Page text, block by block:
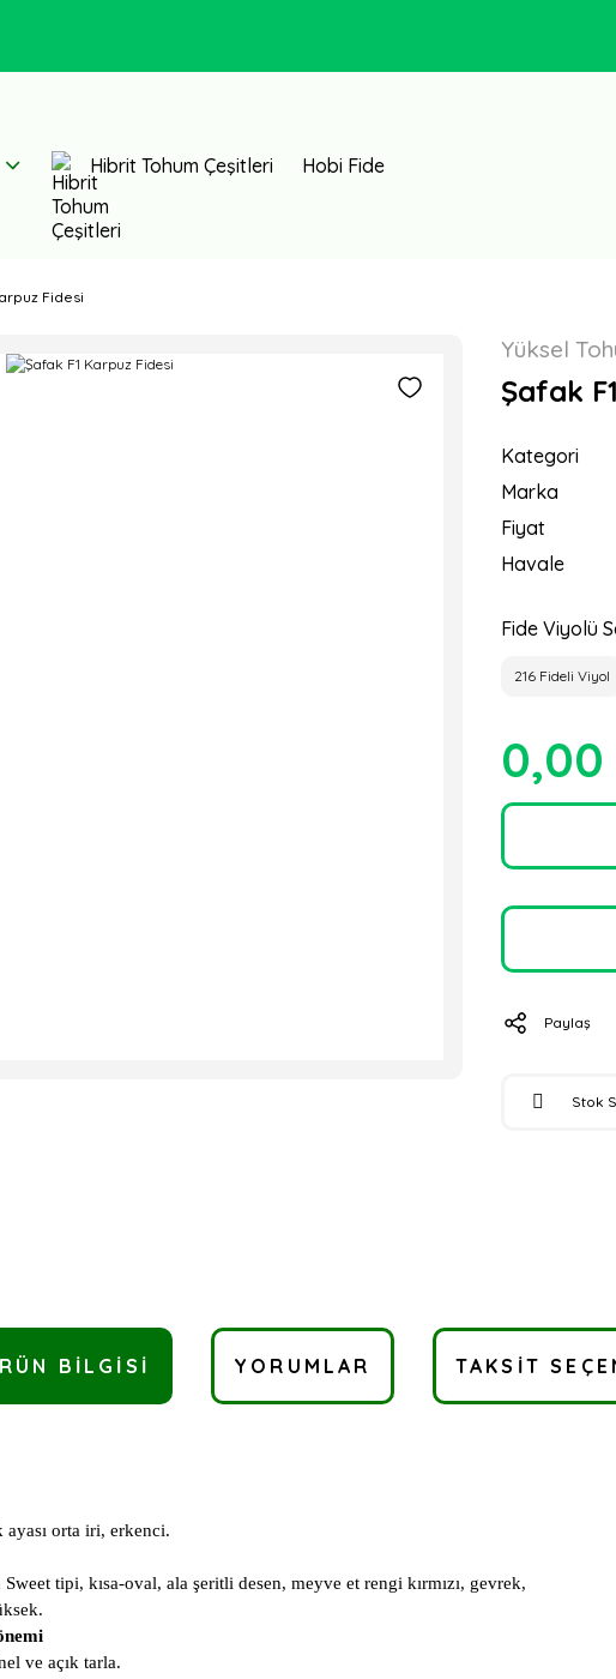
Hibrit Tohum Çeşitleri Hobi Fide
Fidesi
Yüksel
Şafak
Kategori
Marka
Fiyat
Havale
Fide Viyolü
216 Fideli Viyol
0,00
Paylaş
Stok
BILGISI YORUMLAR TAKSIT
orta iri, erkenci.
tipi, kısa-oval, ala şeritli desen, meyve et rengi kırmızı, gevrek,
ve açık tarla.